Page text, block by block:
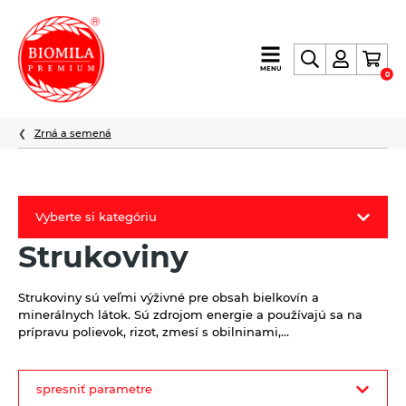
výroba
a
nielen
MENU
0
Zrná a semená
Vyberte si kategóriu
Biomila produkty
Letný Biomilatip 18% zľava
Špaldové výrobky
Strukoviny
Strukoviny sú veľmi výživné pre obsah bielkovín a
minerálnych látok. Sú zdrojom energie a používajú sa na
prípravu polievok, rizot, zmesí s obilninami,…
filter
spresniť parametre